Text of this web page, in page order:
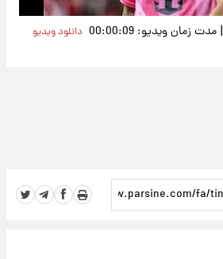
مدت زمان ویدیو: 00:00:09 دانلود ویدیو